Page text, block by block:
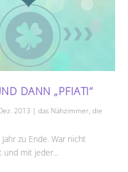
DANN „PFIATI“
2013 |das Nähzimmer,die
zu Ende. War nicht
und mit jeder...